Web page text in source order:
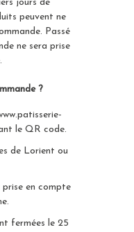
jours de
peuvent ne
Passé
ne sera prise
?
le QR code.
de Lorient ou
prise en compte
fermées le 25